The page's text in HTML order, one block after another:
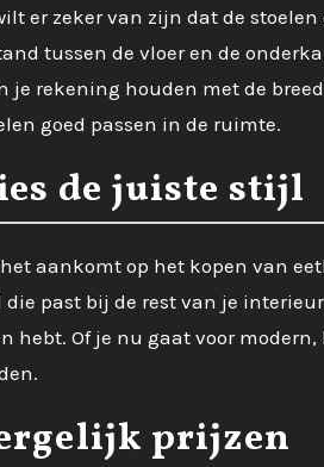
er zeker van zijn dat de
tussen de vloer en de
je rekening houden met de
goed passen in de ruimte.
de juiste stijl
het aankomt op het kopen van
past bij de rest van je
hebt. Of je nu gaat voor
prijzen